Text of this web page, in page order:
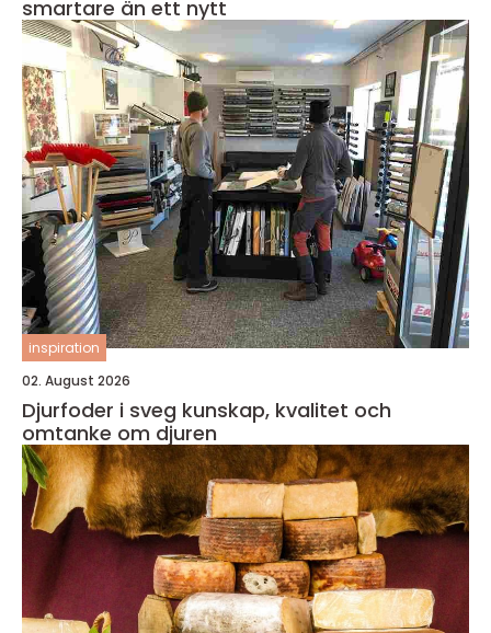
smartare än ett nytt
inspiration
02. August 2026
Djurfoder i sveg kunskap, kvalitet och
omtanke om djuren